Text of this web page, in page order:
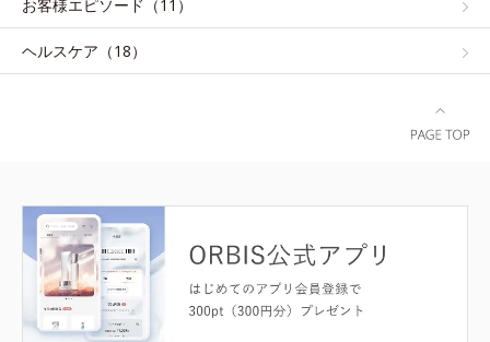
お客様エピソード（11）
ヘルスケア（18）